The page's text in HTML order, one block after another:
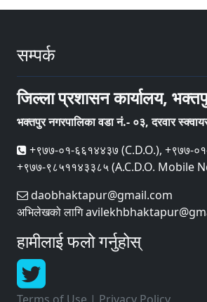
सम्पर्क
जिल्ला प्रशासन कार्यालय,
भक्तपुर नगरपालिका वडा नं.- ०३, दरवार
+९७७-०१-६६१४४३७ (C.D.O.), +९७७-
+९७७-९८५११४३३८५ (A.C.D.O. Mobile
daobhaktapur@gmail.com
अभिलेखको लागि
हामीलाई फलो गर्नुहोस्